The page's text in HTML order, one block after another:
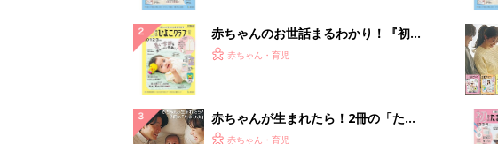
赤ちゃんのお世話まるわかり！『初め
てのひよこクラブ 夏号』〈巻頭大特
赤ちゃん・育児
赤ちゃんが生まれたら！2冊の「たま
ひよ」
赤ちゃん・育児